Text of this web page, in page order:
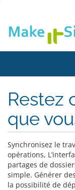
Restez
que
Synchronisez le
opérations,
partages de
simple. Générer
la possibilité de